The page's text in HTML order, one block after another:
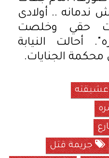
ندمانه .. أولادى
حقي وخلصت
أحالت النيابة
محكمة الجنايات.
جريمة قتل